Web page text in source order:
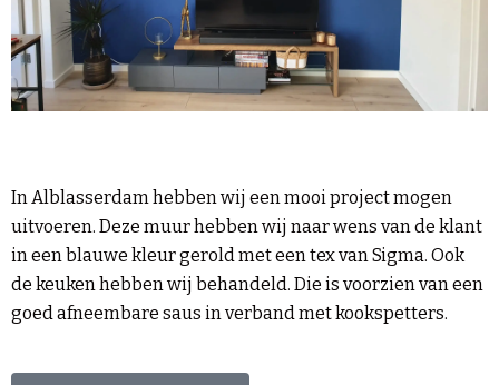
In Alblasserdam hebben wij een mooi project mogen
uitvoeren. Deze muur hebben wij naar wens van de klant
in een blauwe kleur gerold met een tex van Sigma. Ook
de keuken hebben wij behandeld. Die is voorzien van een
goed afneembare saus in verband met kookspetters.